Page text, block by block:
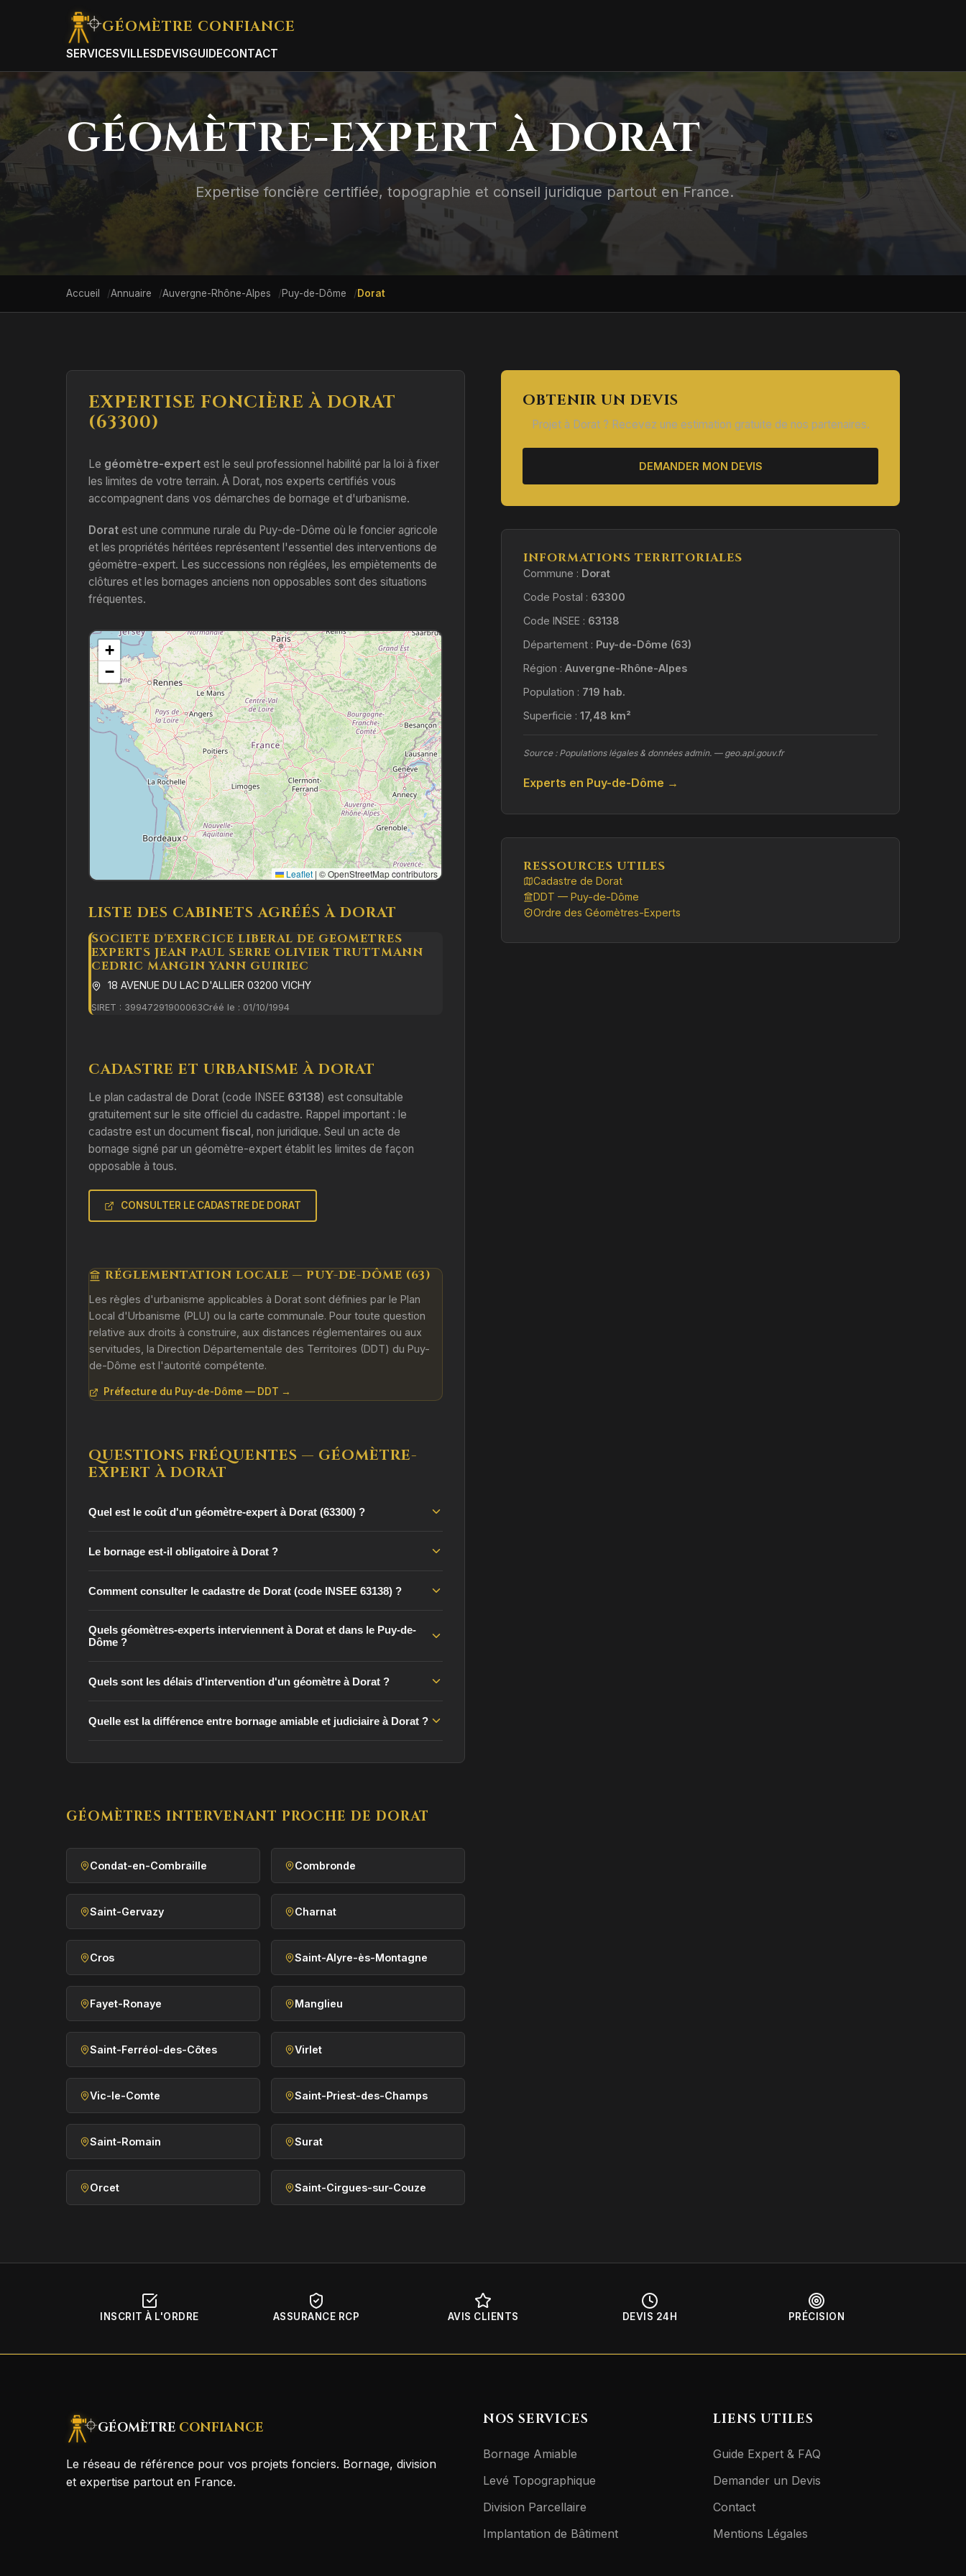
GÉOMÈTRE CONFIANCE
SERVICESVILLESDEVISGUIDECONTACT
GÉOMÈTRE-EXPERT À DORAT
Expertise foncière certifiée, topographie et conseil juridique partout en France.
Accueil Annuaire Auvergne-Rhône-Alpes Puy-de-Dôme Dorat
EXPERTISE FONCIÈRE À DORAT
(63300)
Le géomètre-expert est le seul professionnel habilité par la loi à fixer
les limites de votre terrain. À Dorat, nos experts certifiés vous
accompagnent dans vos démarches de bornage et d'urbanisme.
Dorat est une commune rurale du Puy-de-Dôme où le foncier agricole
et les propriétés héritées représentent l'essentiel des interventions de
géomètre-expert. Les successions non réglées, les empiètements de
clôtures et les bornages anciens non opposables sont des situations
fréquentes.
+
−
Leaflet | © OpenStreetMap contributors
LISTE DES CABINETS AGRÉÉS À DORAT
SOCIETE D'EXERCICE LIBERAL DE GEOMETRES
EXPERTS JEAN PAUL SERRE OLIVIER TRUTTMANN
CEDRIC MANGIN YANN GUIRIEC
18 AVENUE DU LAC D'ALLIER 03200 VICHY
SIRET : 39947291900063Créé le : 01/10/1994
CADASTRE ET URBANISME À DORAT
Le plan cadastral de Dorat (code INSEE 63138) est consultable
gratuitement sur le site officiel du cadastre. Rappel important : le
cadastre est un document fiscal, non juridique. Seul un acte de
bornage signé par un géomètre-expert établit les limites de façon
opposable à tous.
CONSULTER LE CADASTRE DE DORAT
RÉGLEMENTATION LOCALE — PUY-DE-DÔME (63)
Les règles d'urbanisme applicables à Dorat sont définies par le Plan
Local d'Urbanisme (PLU) ou la carte communale. Pour toute question
relative aux droits à construire, aux distances réglementaires ou aux
servitudes, la Direction Départementale des Territoires (DDT) du Puy-
de-Dôme est l'autorité compétente.
Préfecture du Puy-de-Dôme — DDT →
QUESTIONS FRÉQUENTES — GÉOMÈTRE-
EXPERT À DORAT
Quel est le coût d'un géomètre-expert à Dorat (63300) ?
Le bornage est-il obligatoire à Dorat ?
Comment consulter le cadastre de Dorat (code INSEE 63138) ?
Quels géomètres-experts interviennent à Dorat et dans le Puy-de-
Dôme ?
Quels sont les délais d'intervention d'un géomètre à Dorat ?
Quelle est la différence entre bornage amiable et judiciaire à Dorat ?
GÉOMÈTRES INTERVENANT PROCHE DE DORAT
Condat-en-Combraille Combronde
Saint-Gervazy Charnat
Cros Saint-Alyre-ès-Montagne
Fayet-Ronaye Manglieu
Saint-Ferréol-des-Côtes Virlet
Vic-le-Comte Saint-Priest-des-Champs
Saint-Romain Surat
Orcet Saint-Cirgues-sur-Couze
OBTENIR UN DEVIS
Projet à Dorat ? Recevez une estimation gratuite de nos partenaires.
DEMANDER MON DEVIS
INFORMATIONS TERRITORIALES
Commune : Dorat
Code Postal : 63300
Code INSEE : 63138
Département : Puy-de-Dôme (63)
Région : Auvergne-Rhône-Alpes
Population : 719 hab.
Superficie : 17,48 km²
Source : Populations légales & données admin. — geo.api.gouv.fr
Experts en Puy-de-Dôme →
RESSOURCES UTILES
Cadastre de Dorat
DDT — Puy-de-Dôme
Ordre des Géomètres-Experts
INSCRIT À L'ORDRE ASSURANCE RCP AVIS CLIENTS DEVIS 24H PRÉCISION
GÉOMÈTRE CONFIANCE
Le réseau de référence pour vos projets fonciers. Bornage, division
et expertise partout en France.
NOS SERVICES
Bornage Amiable
Levé Topographique
Division Parcellaire
Implantation de Bâtiment
LIENS UTILES
Guide Expert & FAQ
Demander un Devis
Contact
Mentions Légales